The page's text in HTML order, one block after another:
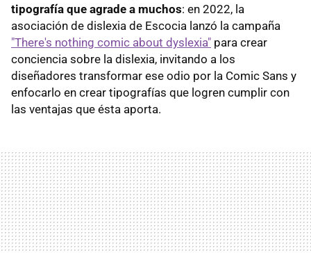
tipografía que agrade a muchos: en 2022, la
asociación de dislexia de Escocia lanzó la campaña
"There's nothing comic about dyslexia" para crear
conciencia sobre la dislexia, invitando a los
diseñadores transformar ese odio por la Comic Sans y
enfocarlo en crear tipografías que logren cumplir con
las ventajas que ésta aporta.